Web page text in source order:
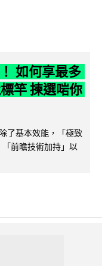
如何享最多
竿 揀選啱你
了基本效能，「極致
前瞻技術加持」以